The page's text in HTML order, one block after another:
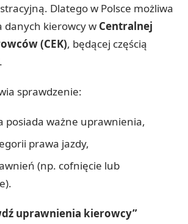
Dlatego w Polsce możliwa
danych kierowcy w Centralnej
(CEK), będącej częścią
sprawdzenie:
posiada ważne uprawnienia,
prawa jazdy,
(np. cofnięcie lub
uprawnienia kierowcy”